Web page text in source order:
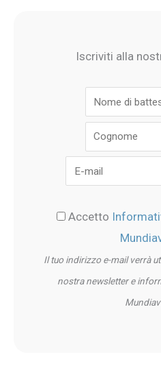
Iscriviti alla
Accetto
Il tuo indirizzo e-mail verrà
nostra newsletter e